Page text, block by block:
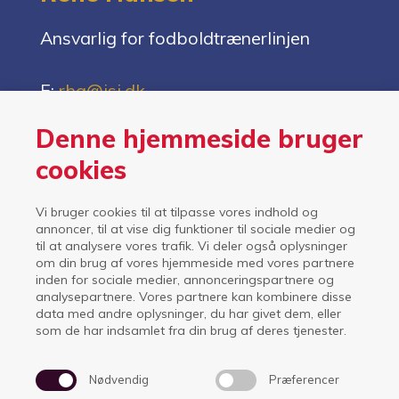
Denne hjemmeside bruger
cookies
Vi bruger cookies til at tilpasse vores indhold og
annoncer, til at vise dig funktioner til sociale medier og
til at analysere vores trafik. Vi deler også oplysninger
om din brug af vores hjemmeside med vores partnere
inden for sociale medier, annonceringspartnere og
analysepartnere. Vores partnere kan kombinere disse
data med andre oplysninger, du har givet dem, eller
som de har indsamlet fra din brug af deres tjenester.
Nødvendig Præferencer
Ansvarlig for fodboldtrænerlinjen
E:rha@isi.dk